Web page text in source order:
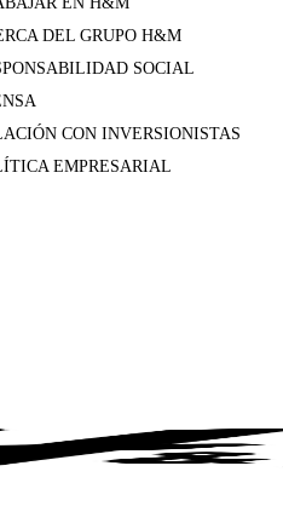
DEL GRUPO H&M
SOCIAL
CON INVERSIONISTAS
EMPRESARIAL